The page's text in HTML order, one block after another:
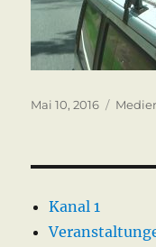
Veröffentlicht
Mai 10, 2016
Kanal 1